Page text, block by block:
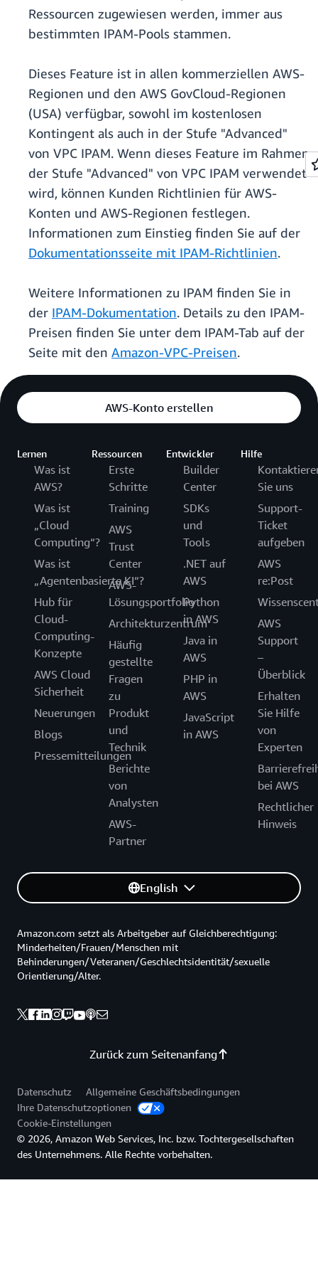
Ressourcen zugewiesen werden, immer aus
bestimmten IPAM-Pools stammen.
Dieses Feature ist in allen kommerziellen AWS-
Regionen und den AWS GovCloud-Regionen
(USA) verfügbar, sowohl im kostenlosen
Kontingent als auch in der Stufe "Advanced"
von VPC IPAM. Wenn dieses Feature im Rahmen
der Stufe "Advanced" von VPC IPAM verwendet
wird, können Kunden Richtlinien für AWS-
Konten und AWS-Regionen festlegen.
Informationen zum Einstieg finden Sie auf der
Dokumentationsseite mit IPAM-Richtlinien.
Weitere Informationen zu IPAM finden Sie in
der IPAM-Dokumentation. Details zu den IPAM-
Preisen finden Sie unter dem IPAM-Tab auf der
Seite mit den Amazon-VPC-Preisen.
AWS-Konto erstellen
Lernen
Was ist
AWS?
Was ist
„Cloud
Computing“?
Was ist
„Agentenbasierte KI“?
Hub für
Cloud-
Computing-
Konzepte
AWS Cloud
Sicherheit
Neuerungen
Blogs
Pressemitteilungen
Ressourcen
Erste
Schritte
Training
AWS
Trust
Center
AWS-
Lösungsportfolio
Architekturzentrum
Häufig
gestellte
Fragen
zu
Produkt
und
Technik
Berichte
von
Analysten
AWS-
Partner
Entwickler
Builder
Center
SDKs
und
Tools
.NET auf
AWS
Python
in AWS
Java in
AWS
PHP in
AWS
JavaScript
in AWS
Hilfe
Sie uns
Support-
Ticket
aufgeben
AWS
re:Post
AWS
Support
–
Überblick
Erhalten
Sie Hilfe
von
Experten
bei AWS
Rechtlicher
Hinweis
English
Zurück zum Seitenanfang
Amazon.com setzt als Arbeitgeber auf Gleichberechtigung:
Minderheiten/Frauen/Menschen mit
Behinderungen/Veteranen/Geschlechtsidentität/sexuelle
Orientierung/Alter.
Datenschutz
Allgemeine Geschäftsbedingungen
Ihre Datenschutzoptionen
Cookie-Einstellungen
© 2026, Amazon Web Services, Inc. bzw. Tochtergesellschaften
des Unternehmens. Alle Rechte vorbehalten.